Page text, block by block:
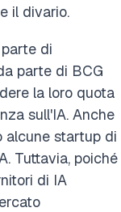
il divario.
di
parte di BCG
la loro quota
sull'IA. Anche
alcune startup di
Tuttavia, poiché
di IA